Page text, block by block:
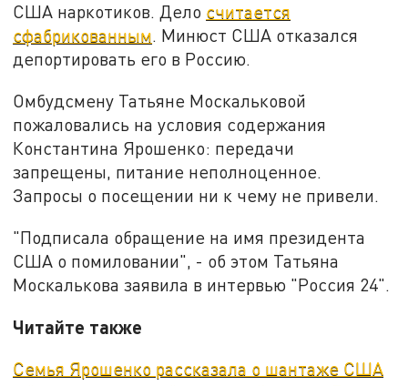
США наркотиков. Дело считается
сфабрикованным. Минюст США отказался
депортировать его в Россию.
Омбудсмену Татьяне Москальковой
пожаловались на условия содержания
Константина Ярошенко: передачи
запрещены, питание неполноценное.
Запросы о посещении ни к чему не привели.
"Подписала обращение на имя президента
США о помиловании", - об этом Татьяна
Москалькова заявила в интервью "Россия 24".
Читайте также
Семья Ярошенко рассказала о шантаже США